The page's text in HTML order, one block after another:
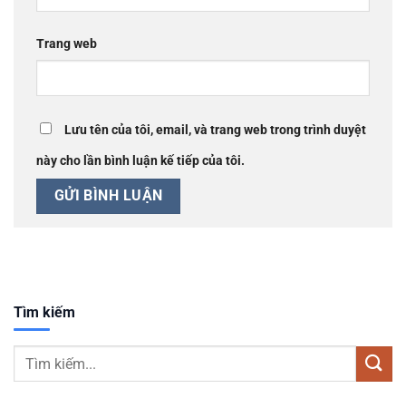
Trang web
Lưu tên của tôi, email, và trang web trong trình duyệt
này cho lần bình luận kế tiếp của tôi.
Tìm kiếm